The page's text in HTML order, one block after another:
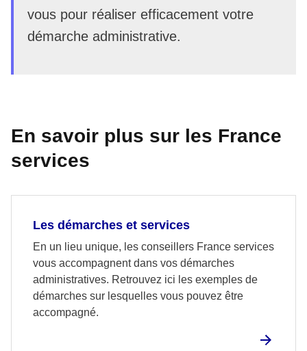
vous pour réaliser efficacement votre
démarche administrative.
En savoir plus sur les France
services
Les démarches et services
En un lieu unique, les conseillers France services
vous accompagnent dans vos démarches
administratives. Retrouvez ici les exemples de
démarches sur lesquelles vous pouvez être
accompagné.